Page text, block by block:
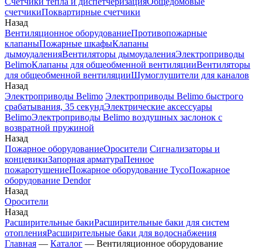
счетчикиПоквартирные счетчики
Назад
Вентиляционное оборудованиеПротивопожарные
клапаныПожарные шкафыКлапаны
дымоудаленияВентиляторы дымоудаленияЭлектроприводы
BelimoКлапаны для общеобменной вентиляцииВентиляторы
для общеобменной вентиляцииШумоглушители для каналов
Назад
Электроприводы Belimo Электроприводы Belimo быстрого
срабатывания, 35 секундЭлектрические аксессуары
BelimoЭлектроприводы Belimo воздушных заслонок c
возвратной пружиной
Назад
Пожарное оборудованиеОросители Сигнализаторы и
концевикиЗапорная арматураПенное
пожаротушениеПожарное оборудование TycoПожарное
оборудование Dendor
Назад
Оросители
Назад
Расширительные бакиРасширительные баки для систем
отопленияРасширительные баки для водоснабжения
Главная — Каталог — Вентиляционное оборудование